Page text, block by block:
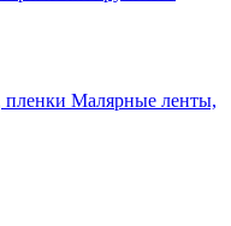
Малярные ленты,